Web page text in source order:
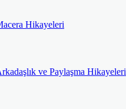
Hikayeleri
ve Paylaşma Hikayeleri